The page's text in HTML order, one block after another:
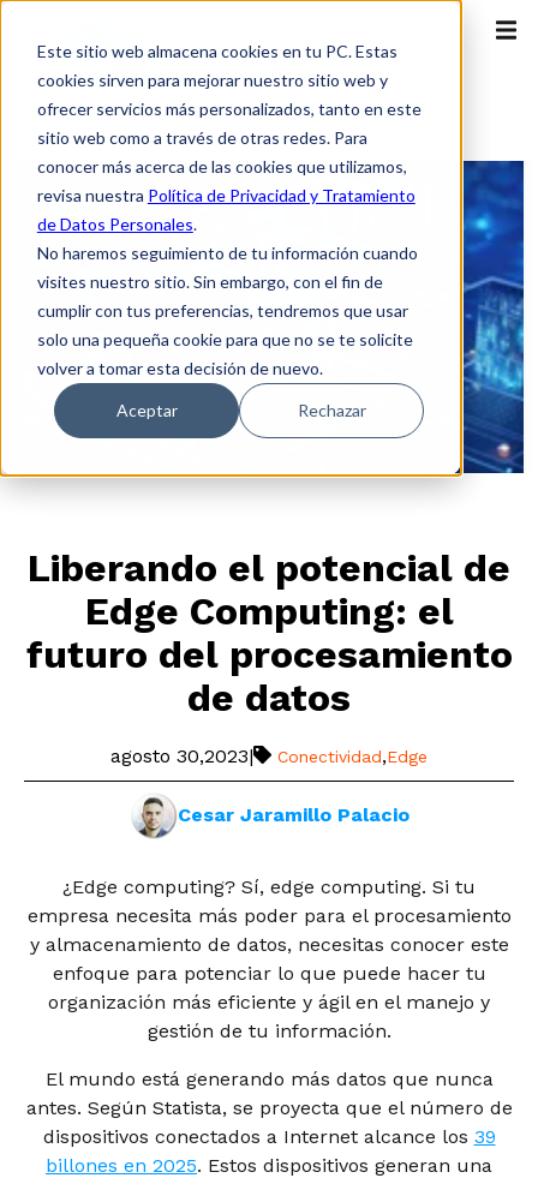
Este sitio web almacena cookies en tu PC. Estas
cookies sirven para mejorar nuestro sitio web y
ofrecer servicios más personalizados, tanto en este
sitio web como a través de otras redes. Para
conocer más acerca de las cookies que utilizamos,
revisa nuestra Política de Privacidad y Tratamiento
de Datos Personales.
No haremos seguimiento de tu información cuando
visites nuestro sitio. Sin embargo, con el fin de
cumplir con tus preferencias, tendremos que usar
solo una pequeña cookie para que no se te solicite
volver a tomar esta decisión de nuevo.
Aceptar Rechazar
Liberando el potencial de
Edge Computing: el
futuro del procesamiento
de datos
agosto 30,2023| Conectividad,Edge
Cesar Jaramillo Palacio
¿Edge computing? Sí, edge computing. Si tu
empresa necesita más poder para el procesamiento
y almacenamiento de datos, necesitas conocer este
enfoque para potenciar lo que puede hacer tu
organización más eficiente y ágil en el manejo y
gestión de tu información.
El mundo está generando más datos que nunca
antes. Según Statista, se proyecta que el número de
dispositivos conectados a Internet alcance los 39
billones en 2025. Estos dispositivos generan una